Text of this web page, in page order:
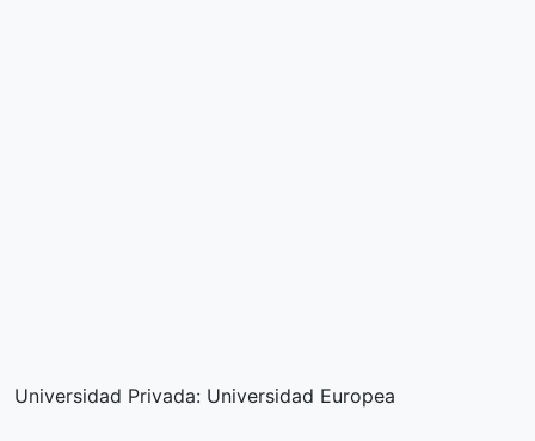
Universidad Privada: Universidad Europea